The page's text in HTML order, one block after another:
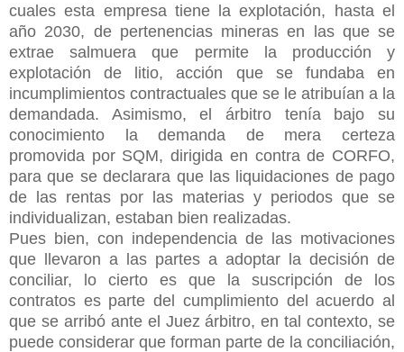
cuales esta empresa tiene la explotación, hasta el
año 2030, de pertenencias mineras en las que se
extrae salmuera que permite la producción y
explotación de litio, acción que se fundaba en
incumplimientos contractuales que se le atribuían a la
demandada. Asimismo, el árbitro tenía bajo su
conocimiento la demanda de mera certeza
promovida por SQM, dirigida en contra de CORFO,
para que se declarara que las liquidaciones de pago
de las rentas por las materias y periodos que se
individualizan, estaban bien realizadas.
Pues bien, con independencia de las motivaciones
que llevaron a las partes a adoptar la decisión de
conciliar, lo cierto es que la suscripción de los
contratos es parte del cumplimiento del acuerdo al
que se arribó ante el Juez árbitro, en tal contexto, se
puede considerar que forman parte de la conciliación,